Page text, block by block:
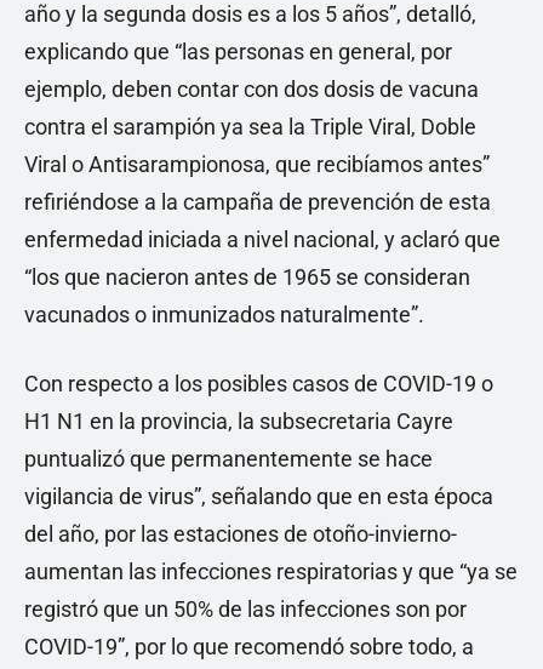
año y la segunda dosis es a los 5 años”, detalló,
explicando que “las personas en general, por
ejemplo, deben contar con dos dosis de vacuna
contra el sarampión ya sea la Triple Viral, Doble
Viral o Antisarampionosa, que recibíamos antes”
refiriéndose a la campaña de prevención de esta
enfermedad iniciada a nivel nacional, y aclaró que
“los que nacieron antes de 1965 se consideran
vacunados o inmunizados naturalmente”.
Con respecto a los posibles casos de COVID-19 o
H1 N1 en la provincia, la subsecretaria Cayre
puntualizó que permanentemente se hace
vigilancia de virus”, señalando que en esta época
del año, por las estaciones de otoño-invierno-
aumentan las infecciones respiratorias y que “ya se
registró que un 50% de las infecciones son por
COVID-19”, por lo que recomendó sobre todo, a